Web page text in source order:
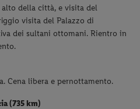
della città, e visita del
visita del Palazzo di
dei sultani ottomani. Rientro in
Cena libera e pernottamento.
(735 km)